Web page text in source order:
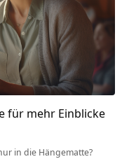
für mehr Einblicke
in die Hängematte?